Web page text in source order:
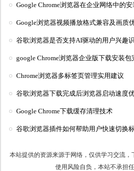
Google Chrome浏览器在企业网络中的
Google浏览器视频播放格式兼容及画质
谷歌浏览器是否支持AI驱动的用户兴趣
Chrome浏览器多标签页管理实用建议
谷歌浏览器下载完成后浏览器启动速度
Google Chrome下载缓存清理技术
谷歌浏览器插件如何帮助用户快速切换
本站提供的资源来源于网络，仅供学习交流，
使用风险自负，本站不承担任